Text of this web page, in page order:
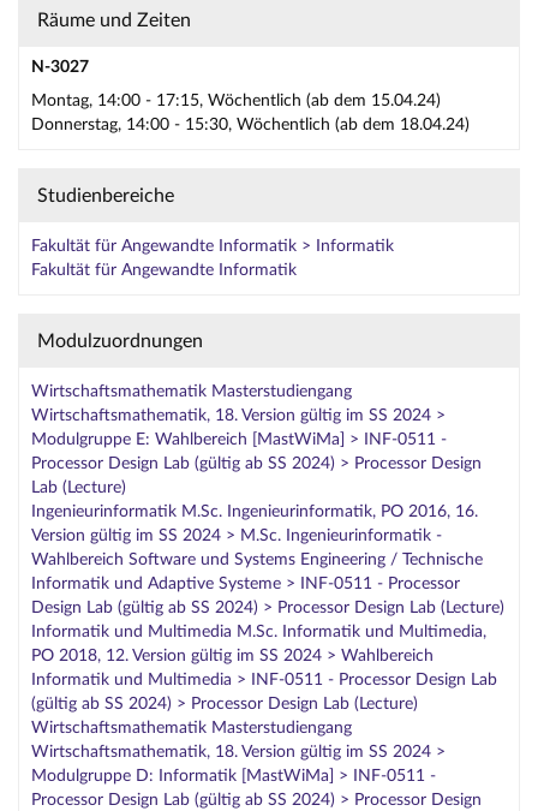
Räume und Zeiten
N-3027
Montag, 14:00 - 17:15, Wöchentlich (ab dem 15.04.24)
Donnerstag, 14:00 - 15:30, Wöchentlich (ab dem 18.04.24)
Studienbereiche
Fakultät für Angewandte Informatik > Informatik
Fakultät für Angewandte Informatik
Modulzuordnungen
Wirtschaftsmathematik Masterstudiengang
Wirtschaftsmathematik, 18. Version gültig im SS 2024 >
Modulgruppe E: Wahlbereich [MastWiMa] > INF-0511 -
Processor Design Lab (gültig ab SS 2024) > Processor Design
Lab (Lecture)
Ingenieurinformatik M.Sc. Ingenieurinformatik, PO 2016, 16.
Version gültig im SS 2024 > M.Sc. Ingenieurinformatik -
Wahlbereich Software und Systems Engineering / Technische
Informatik und Adaptive Systeme > INF-0511 - Processor
Design Lab (gültig ab SS 2024) > Processor Design Lab (Lecture)
Informatik und Multimedia M.Sc. Informatik und Multimedia,
PO 2018, 12. Version gültig im SS 2024 > Wahlbereich
Informatik und Multimedia > INF-0511 - Processor Design Lab
(gültig ab SS 2024) > Processor Design Lab (Lecture)
Wirtschaftsmathematik Masterstudiengang
Wirtschaftsmathematik, 18. Version gültig im SS 2024 >
Modulgruppe D: Informatik [MastWiMa] > INF-0511 -
Processor Design Lab (gültig ab SS 2024) > Processor Design